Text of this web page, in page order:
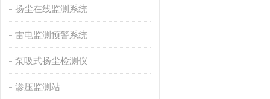
扬尘在线监测系统
雷电监测预警系统
泵吸式扬尘检测仪
渗压监测站